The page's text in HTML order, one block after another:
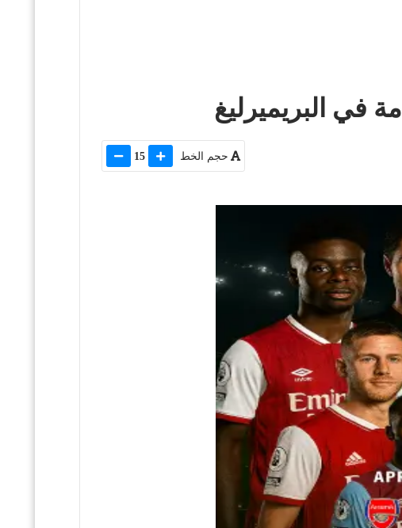
في البريميرليغ
حجم الخط 15